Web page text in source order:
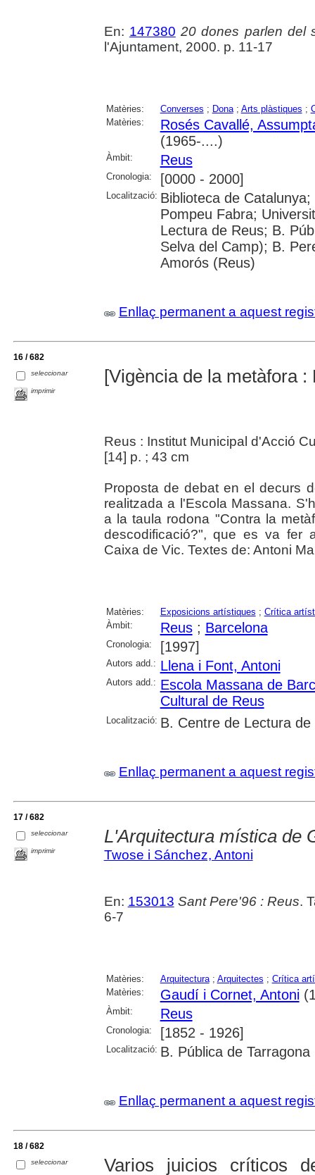
En: 147380 20 dones parlen del
l'Ajuntament, 2000. p. 11-17
Matèries: Converses ; Dona; Arts plàstiques ;
Matèries:
Rosés Cavallé,
(1965-....)
Àmbit: Reus
Cronologia: [0000 - 2000]
Localització: Biblioteca de
Pompeu Fabra;
Lectura de Reus; B.
Selva del Camp); B.
Amorós (Reus)
Enllaç permanent a aquest
16 / 682
seleccionar
imprimir
[Vigència de la metàfora
Reus : Institut Municipal d'Acció
[14] p. ; 43 cm
Proposta de debat en el decurs
realitzada a l'Escola Massana.
a la taula rodona "Contra la
descodificació?", que es va fer
Caixa de Vic. Textes de: Antoni
Matèries: Exposicions artístiques ; Crítica
Àmbit:
Reus; Barcelona
Cronologia: [1997]
Autors add.: Llena i Font, Antoni
Autors add.: Escola Massana de
Cultural de Reus
Localització: B. Centre de Lectura de
Enllaç permanent a aquest
17 / 682
seleccionar
imprimir
L'Arquitectura mística de
Twose i Sánchez, Antoni
En: 153013 Sant Pere'96 : Reus.
6-7
Matèries: Arquitectura; Arquitectes ; Crítica
Matèries:
Gaudí i Cornet, Antoni
Àmbit: Reus
Cronologia: [1852 - 1926]
Localització: B. Pública de Tarragona
Enllaç permanent a aquest
18 / 682
seleccionar Varios juicios críticos